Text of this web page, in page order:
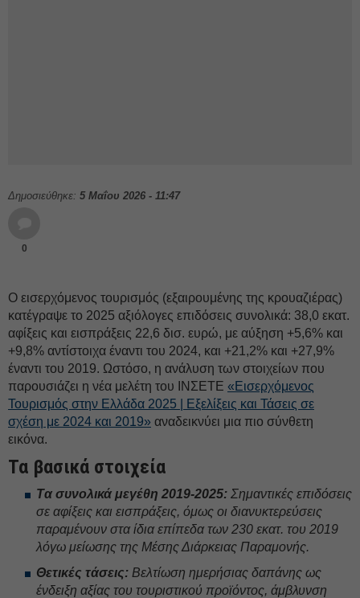
Δημοσιεύθηκε: 5 Μαΐου 2026 - 11:47
0
Ο εισερχόμενος τουρισμός (εξαιρουμένης της κρουαζιέρας)
κατέγραψε το 2025 αξιόλογες επιδόσεις συνολικά: 38,0 εκατ.
αφίξεις και εισπράξεις 22,6 δισ. ευρώ, με αύξηση +5,6% και
+9,8% αντίστοιχα έναντι του 2024, και +21,2% και +27,9%
έναντι του 2019. Ωστόσο, η ανάλυση των στοιχείων που
παρουσιάζει η νέα μελέτη του ΙΝΣΕΤΕ «Εισερχόμενος
Τουρισμός στην Ελλάδα 2025 | Εξελίξεις και Τάσεις σε
σχέση με 2024 και 2019» αναδεικνύει μια πιο σύνθετη
εικόνα.
Τα βασικά στοιχεία
Tα συνολικά μεγέθη 2019-2025: Σημαντικές επιδόσεις
σε αφίξεις και εισπράξεις, όμως οι διανυκτερεύσεις
παραμένουν στα ίδια επίπεδα των 230 εκατ. του 2019
λόγω μείωσης της Μέσης Διάρκειας Παραμονής.
Θετικές τάσεις: Βελτίωση ημερήσιας δαπάνης ως
ένδειξη αξίας του τουριστικού προϊόντος, άμβλυνση